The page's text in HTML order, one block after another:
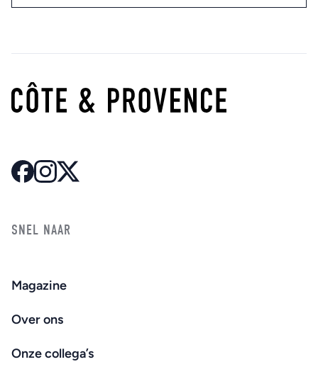
SNEL NAAR
Magazine
Over ons
Onze collega’s